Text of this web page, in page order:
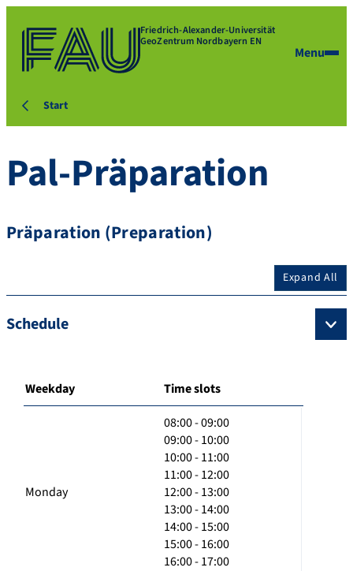
Friedrich-Alexander-Universität
GeoZentrum Nordbayern EN
Menu
Start
Pal-Präparation
Präparation (Preparation)
Expand All
Schedule
Weekday Time slots
Monday
08:00 - 09:00
09:00 - 10:00
10:00 - 11:00
11:00 - 12:00
12:00 - 13:00
13:00 - 14:00
14:00 - 15:00
15:00 - 16:00
16:00 - 17:00